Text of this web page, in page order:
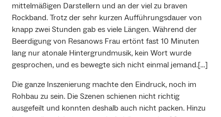
mittelmäßigen Darstellern und an der viel zu braven
Rockband. Trotz der sehr kurzen Aufführungsdauer von
knapp zwei Stunden gab es viele Längen. Während der
Beerdigung von Resanows Frau ertönt fast 10 Minuten
lang nur atonale Hintergrundmusik, kein Wort wurde
gesprochen, und es bewegte sich nicht einmal jemand.[…]
Die ganze Inszenierung machte den Eindruck, noch im
Rohbau zu sein. Die Szenen schienen nicht richtig
ausgefeilt und konnten deshalb auch nicht packen. Hinzu